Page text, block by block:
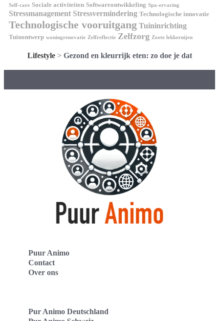
Self-care Sociale activiteiten Softwareontwikkeling Spa-ervaring
Stressmanagement Stressvermindering Technologische innovatie
Technologische vooruitgang Tuininrichting
Tuinontwerp woningrenovatie Zelfreflectie Zelfzorg Zoete lekkernijen
Lifestyle> Gezond en kleurrijk eten: zo doe je dat
Puur Animo
Contact
Over ons
Pur Animo Deutschland